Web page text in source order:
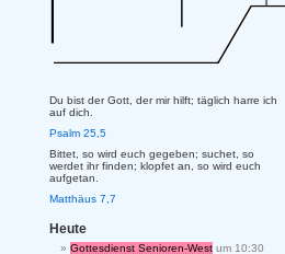
Du bist der Gott, der mir hilft; täglich harre ich
auf dich.
Psalm 25,5
Bittet, so wird euch gegeben; suchet, so
werdet ihr finden; klopfet an, so wird euch
aufgetan.
Matthäus 7,7
Heute
Gottesdienst Senioren-West um 10:30